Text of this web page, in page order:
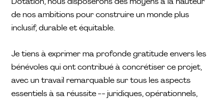
Dotation, nous disposerons des moyens à la hauteur
de nos ambitions pour construire un monde plus
inclusif, durable et équitable.
Je tiens à exprimer ma profonde gratitude envers les
bénévoles qui ont contribué à concrétiser ce projet,
avec un travail remarquable sur tous les aspects
essentiels à sa réussite -- juridiques, opérationnels,